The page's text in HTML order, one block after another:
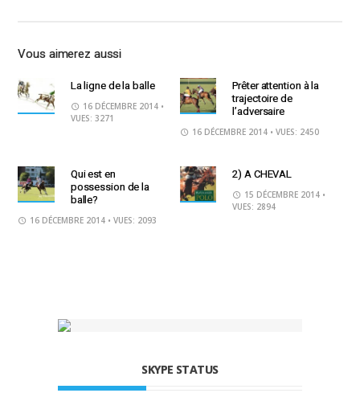
Vous aimerez aussi
La ligne de la balle
16 DÉCEMBRE 2014 •
VUES: 3271
Prêter attention à la
trajectoire de
l’adversaire
16 DÉCEMBRE 2014 • VUES: 2450
Qui est en
possession de la
balle?
16 DÉCEMBRE 2014 • VUES: 2093
2) A CHEVAL
15 DÉCEMBRE 2014 •
VUES: 2894
SKYPE STATUS